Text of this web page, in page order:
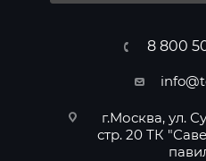
8 800
г.Москва, ул.
стр. 20 ТК